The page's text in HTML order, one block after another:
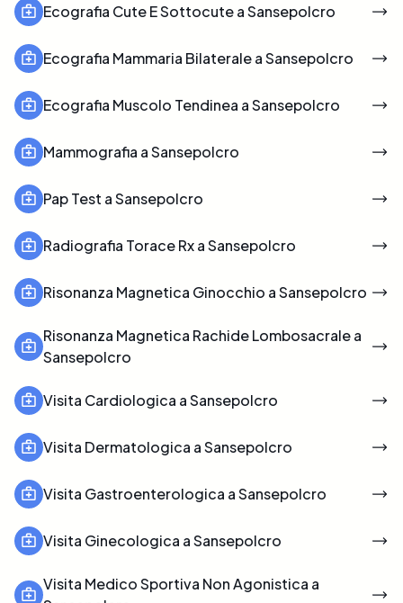
Ecografia Cute E Sottocute a Sansepolcro
Ecografia Mammaria Bilaterale a Sansepolcro
Ecografia Muscolo Tendinea a Sansepolcro
Mammografia a Sansepolcro
Pap Test a Sansepolcro
Radiografia Torace Rx a Sansepolcro
Risonanza Magnetica Ginocchio a Sansepolcro
Risonanza Magnetica Rachide Lombosacrale a
Sansepolcro
Visita Cardiologica a Sansepolcro
Visita Dermatologica a Sansepolcro
Visita Gastroenterologica a Sansepolcro
Visita Ginecologica a Sansepolcro
Visita Medico Sportiva Non Agonistica a